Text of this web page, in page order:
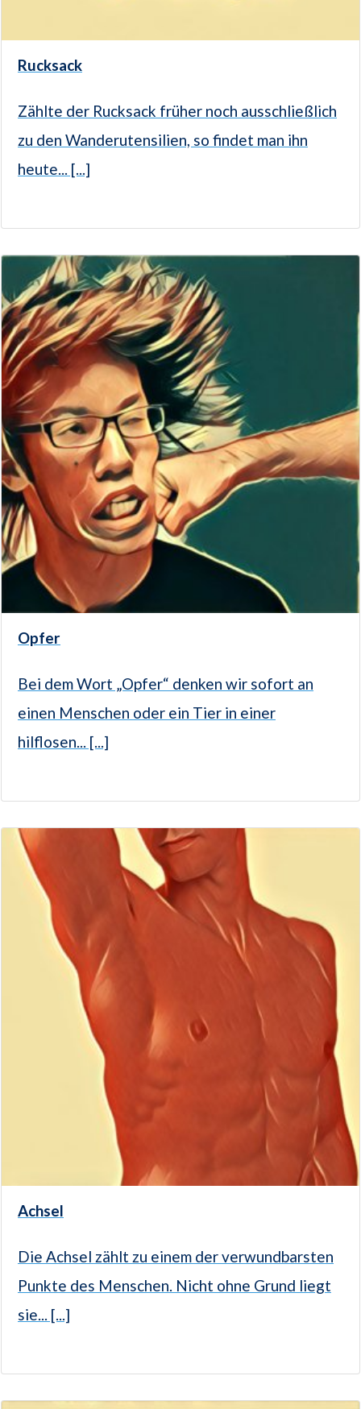
Rucksack
Zählte der Rucksack früher noch ausschließlich
zu den Wanderutensilien, so findet man ihn
heute... [...]
Opfer
Bei dem Wort „Opfer“ denken wir sofort an
einen Menschen oder ein Tier in einer
hilflosen... [...]
Achsel
Die Achsel zählt zu einem der verwundbarsten
Punkte des Menschen. Nicht ohne Grund liegt
sie... [...]